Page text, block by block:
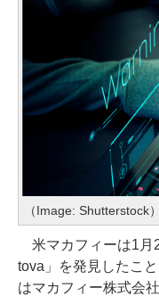
（Image: Shutterstock）
米マカフィーは1月
tova」を発見したこ
はマカフィー株式会